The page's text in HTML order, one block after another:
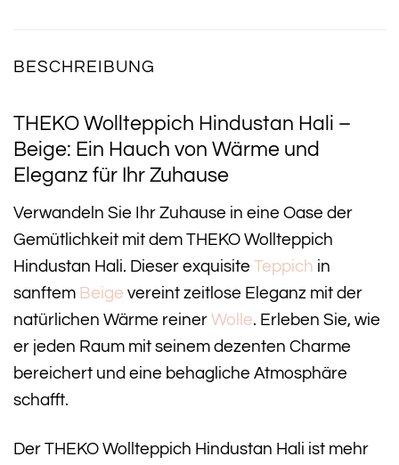
BESCHREIBUNG
THEKO Wollteppich Hindustan Hali –
Beige: Ein Hauch von Wärme und
Eleganz für Ihr Zuhause
Verwandeln Sie Ihr Zuhause in eine Oase der
Gemütlichkeit mit dem THEKO Wollteppich
Hindustan Hali. Dieser exquisite Teppich in
sanftem Beige vereint zeitlose Eleganz mit der
natürlichen Wärme reiner Wolle. Erleben Sie, wie
er jeden Raum mit seinem dezenten Charme
bereichert und eine behagliche Atmosphäre
schafft.
Der THEKO Wollteppich Hindustan Hali ist mehr